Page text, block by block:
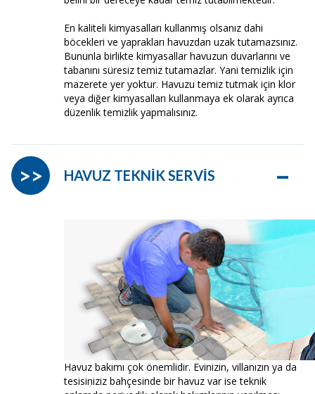
En kaliteli kimyasalları kullanmış olsanız dahi
böcekleri ve yaprakları havuzdan uzak tutamazsınız.
Bununla birlikte kimyasallar havuzun duvarlarını ve
tabanını süresiz temiz tutamazlar. Yani temizlik için
mazerete yer yoktur. Havuzu temiz tutmak için klor
veya diğer kimyasalları kullanmaya ek olarak ayrıca
düzenlik temizlik yapmalısınız.
HAVUZ TEKNİK SERVİS –
>>
Havuz bakımı çok önemlidir. Evinizin, villanızın ya da
tesisiniziz bahçesinde bir havuz var ise teknik